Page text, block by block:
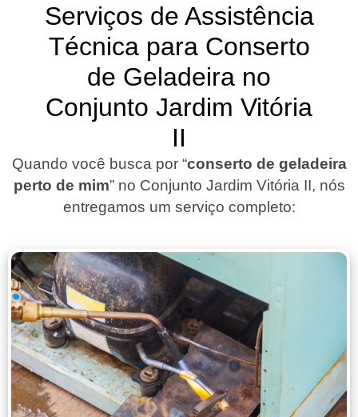
Serviços de Assistência
Técnica para Conserto
de Geladeira no
Conjunto Jardim Vitória
II
Quando você busca por “conserto de geladeira
perto de mim” no Conjunto Jardim Vitória II, nós
entregamos um serviço completo: